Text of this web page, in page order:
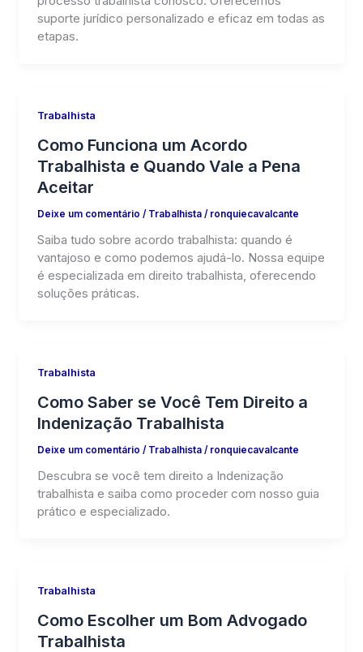
suporte jurídico personalizado e eficaz em todas as
etapas.
Trabalhista
Como Funciona um Acordo
Trabalhista e Quando Vale a Pena
Aceitar
Deixe um comentário / Trabalhista/ ronquiecavalcante
Saiba tudo sobre acordo trabalhista: quando é
vantajoso e como podemos ajudá-lo. Nossa equipe
é especializada em direito trabalhista, oferecendo
soluções práticas.
Trabalhista
Como Saber se Você Tem Direito a
Indenização Trabalhista
Deixe um comentário / Trabalhista/ ronquiecavalcante
Descubra se você tem direito a Indenização
trabalhista e saiba como proceder com nosso guia
prático e especializado.
Trabalhista
Como Escolher um Bom Advogado
Trabalhista